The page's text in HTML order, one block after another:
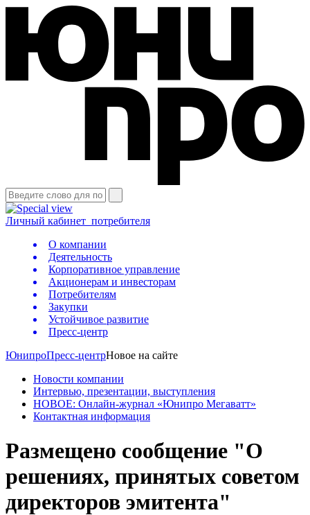
Личный кабинет потребителя
О компании
Деятельность
Корпоративное управление
Акционерам и инвесторам
Потребителям
Закупки
Устойчивое развитие
Пресс-центр
ЮнипроПресс-центрНовое на сайте
Новости компании
Интервью, презентации, выступления
НОВОЕ: Онлайн-журнал «Юнипро Мегаватт»
Контактная информация
Размещено сообщение "О
решениях, принятых советом
директоров эмитента"